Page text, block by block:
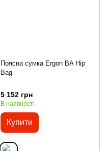
Поясна сумка Ergon BA Hip
Bag
5 152 грн
В наявності
Купити